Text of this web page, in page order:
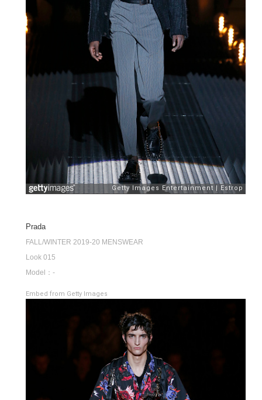
Prada
FALL/WINTER 2019-20 MENSWEAR
Look 015
Model：-
Embed from Getty Images